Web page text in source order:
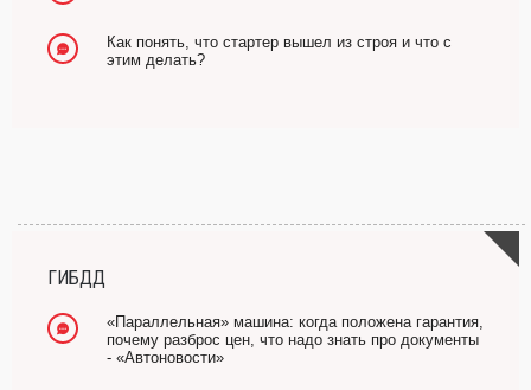
Как понять, что стартер вышел из строя и что с
этим делать?
ГИБДД
«Параллельная» машина: когда положена гарантия,
почему разброс цен, что надо знать про документы
- «Автоновости»